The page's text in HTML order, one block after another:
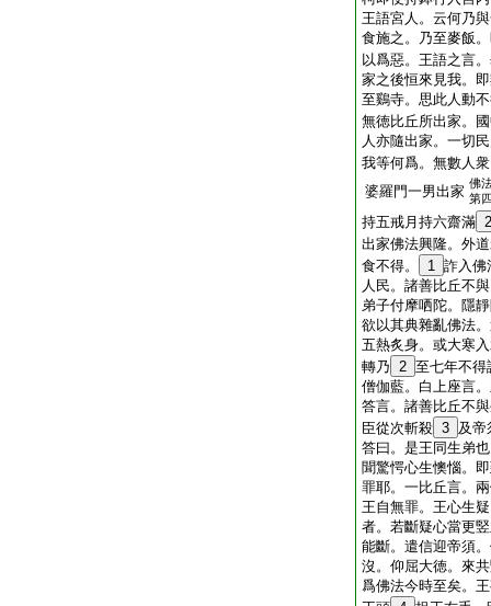
王語宮人。云何乃
食施之。乃至麥飯
以爲惡。王語之言
家之後恒來見我。
至鷄寺。思此人動
無徳比丘所出家。
人亦隨出家。一切
我等何爲。無數人
婆羅門一男出家 佛
第
持五戒月持六齋滿
出家佛法興隆。外
食不得。
1 詐入佛
人民。諸善比丘不
弟子付摩哂陀。隱
欲以其典雜亂佛法
五熱炙身。或大寒
轉乃 2 至七年不得
僧伽藍。白上座言
答言。諸善比丘不
臣從次斬殺 3 及帝
答曰。是王同生弟
聞驚愕心生懊惱。
罪耶。一比丘言。
王自無罪。王心生
者。若斷疑心當更
能斷。遣信迎帝須
沒。仰屈大徳。來
爲佛法今時至矣。